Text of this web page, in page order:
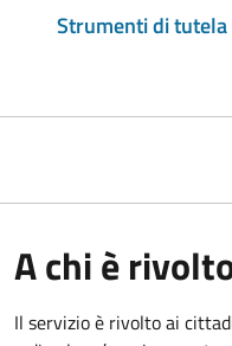
Strumenti di tutela
A chi è
Il servizio è rivolto ai